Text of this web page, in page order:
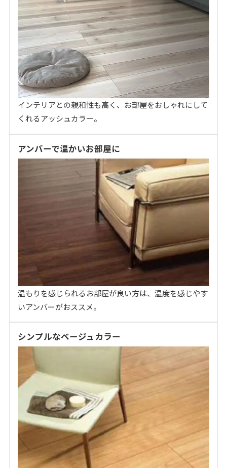
インテリアとの親和性も高く、お部屋をおしゃれにして
くれるアッシュカラー。
アンバーで温かいお部屋に
温もりを感じられるお部屋が良い方は、温度を感じやす
いアンバーがおススメ。
シンプルなベージュカラー